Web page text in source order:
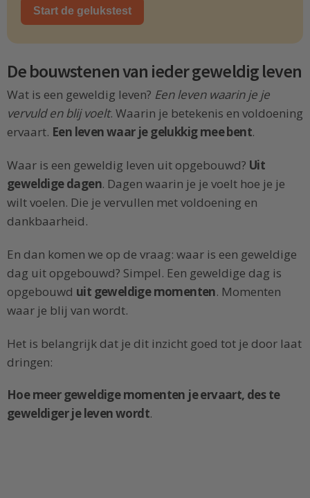
Start de gelukstest
De bouwstenen van ieder geweldig leven
Wat is een geweldig leven? Een leven waarin je je
vervuld en blij voelt. Waarin je betekenis en voldoening
ervaart. Een leven waar je gelukkig mee bent.
Waar is een geweldig leven uit opgebouwd? Uit
geweldige dagen. Dagen waarin je je voelt hoe je je
wilt voelen. Die je vervullen met voldoening en
dankbaarheid.
En dan komen we op de vraag: waar is een geweldige
dag uit opgebouwd? Simpel. Een geweldige dag is
opgebouwd uit geweldige momenten. Momenten
waar je blij van wordt.
Het is belangrijk dat je dit inzicht goed tot je door laat
dringen:
Hoe meer geweldige momenten je ervaart, des te
geweldiger je leven wordt.